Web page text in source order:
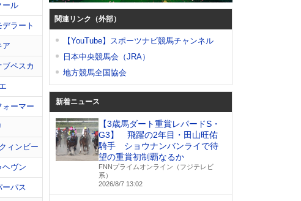
ール
ラート
ア
ブペスカ
ォーマー
ィンビー
ヘヴン
ーパス
関連リンク（外部）
【YouTube】スポーツナビ競馬チャンネル
日本中央競馬会（JRA）
地方競馬全国協会
新着ニュース
【3歳馬ダート重賞レパードS・
G3】 飛躍の2年目・田山旺佑
騎手 ショウナンバンライで待
望の重賞初制覇なるか
FNNプライムオンライン（フジテレビ
系）
2026/8/7 13:02